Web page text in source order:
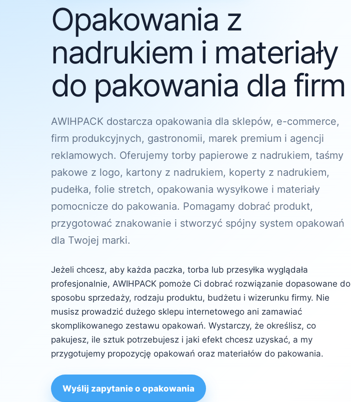
Opakowania z
nadrukiem i materiały
do pakowania dla firm
AWIHPACK dostarcza opakowania dla sklepów, e-commerce,
firm produkcyjnych, gastronomii, marek premium i agencji
reklamowych. Oferujemy torby papierowe z nadrukiem, taśmy
pakowe z logo, kartony z nadrukiem, koperty z nadrukiem,
pudełka, folie stretch, opakowania wysyłkowe i materiały
pomocnicze do pakowania. Pomagamy dobrać produkt,
przygotować znakowanie i stworzyć spójny system opakowań
dla Twojej marki.
Jeżeli chcesz, aby każda paczka, torba lub przesyłka wyglądała
profesjonalnie, AWIHPACK pomoże Ci dobrać rozwiązanie dopasowane do
sposobu sprzedaży, rodzaju produktu, budżetu i wizerunku firmy. Nie
musisz prowadzić dużego sklepu internetowego ani zamawiać
skomplikowanego zestawu opakowań. Wystarczy, że określisz, co
pakujesz, ile sztuk potrzebujesz i jaki efekt chcesz uzyskać, a my
przygotujemy propozycję opakowań oraz materiałów do pakowania.
Wyślij zapytanie o opakowania